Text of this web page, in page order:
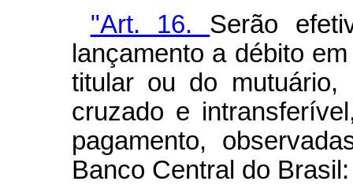
"Art. 16. Serão
lançamento a débito
titular ou do
cruzado e
pagamento,
Banco Central do Brasil: